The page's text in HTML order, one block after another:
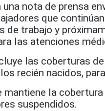
una nota de prensa
que
de trabajo y
las atenciones
las coberturas
recién nacidos,
mantiene la
suspendidos.